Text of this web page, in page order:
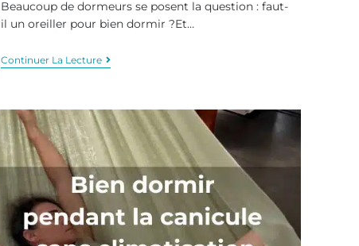
Beaucoup de dormeurs se posent la question : faut-
il un oreiller pour bien dormir ?Et…
Continuer La Lecture